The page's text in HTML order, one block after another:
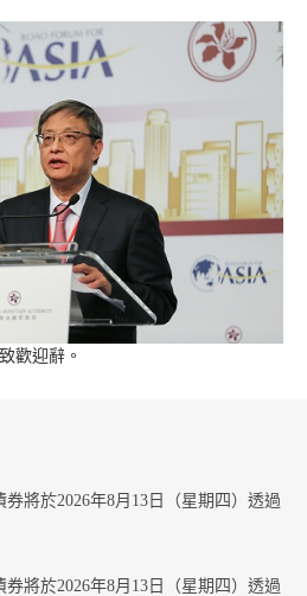
歡迎辭。
將於2026年8月13日（星期四）透過
將於2026年8月13日（星期四）透過